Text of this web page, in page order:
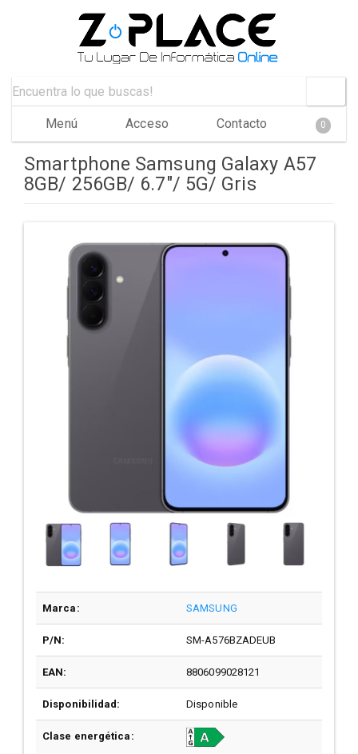
Menú Acceso Contacto 0
Smartphone Samsung Galaxy A57
8GB/ 256GB/ 6.7"/ 5G/ Gris
Marca: SAMSUNG
P/N: SM-A576BZADEUB
EAN: 8806099028121
Disponibilidad: Disponible
Clase energética: